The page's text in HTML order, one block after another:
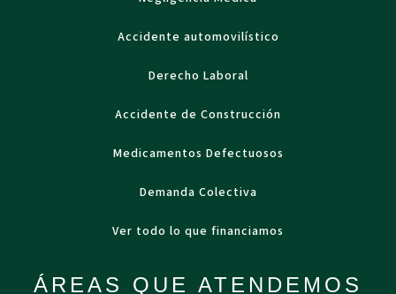
Accidente automovilístico
Derecho Laboral
Accidente de Construcción
Medicamentos Defectuosos
Demanda Colectiva
Ver todo lo que financiamos
ÁREAS QUE ATENDEMOS